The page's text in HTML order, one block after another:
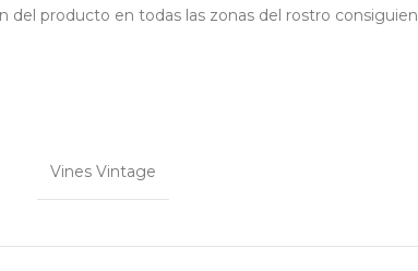
del producto en todas las zonas del rostro
Vines Vintage